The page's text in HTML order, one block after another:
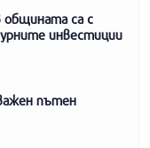
общината са с
инвестиции
пътен